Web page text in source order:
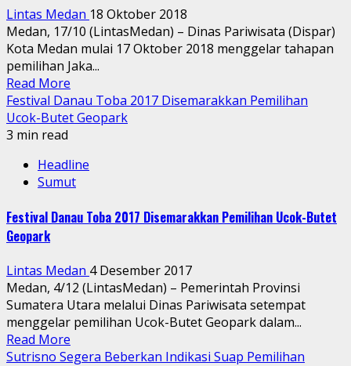
Lintas Medan 18 Oktober 2018
Medan, 17/10 (LintasMedan) – Dinas Pariwisata (Dispar)
Kota Medan mulai 17 Oktober 2018 menggelar tahapan
pemilihan Jaka...
Read More
Festival Danau Toba 2017 Disemarakkan Pemilihan
Ucok-Butet Geopark
3 min read
Headline
Sumut
Festival Danau Toba 2017 Disemarakkan Pemilihan Ucok-Butet
Geopark
Lintas Medan 4 Desember 2017
Medan, 4/12 (LintasMedan) – Pemerintah Provinsi
Sumatera Utara melalui Dinas Pariwisata setempat
menggelar pemilihan Ucok-Butet Geopark dalam...
Read More
Sutrisno Segera Beberkan Indikasi Suap Pemilihan